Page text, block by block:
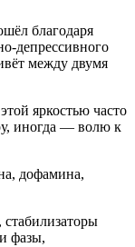
благодаря
депрессивного
между двумя
яркостью часто
иногда — волю к
дофамина,
стабилизаторы
фазы,